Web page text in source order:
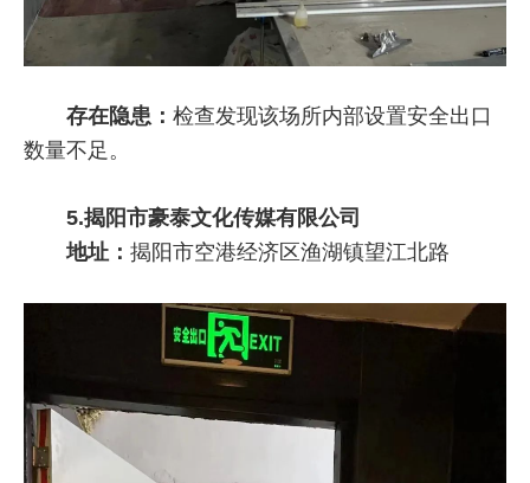
存在隐患： 检查发现该场所内部设置安全出口
数量不足。
5.揭阳市豪泰文化传媒有限公司
地址： 揭阳市空港经济区渔湖镇望江北路